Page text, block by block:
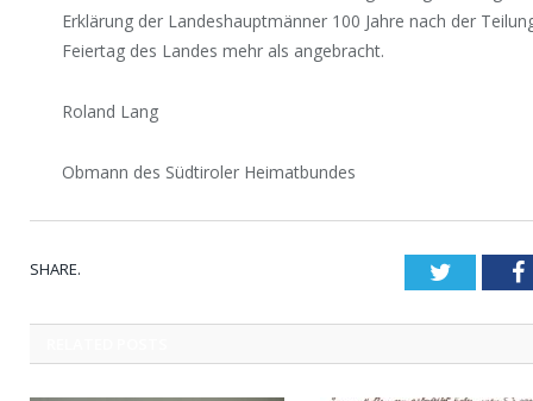
Erklärung der Landeshauptmänner 100 Jahre nach der
Feiertag des Landes mehr als angebracht.
Roland Lang
Obmann des Südtiroler Heimatbundes
SHARE. Twitter